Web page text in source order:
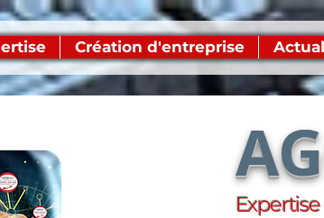
Création d'entreprise